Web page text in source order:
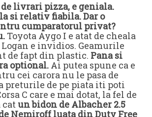
de livrari pizza, e geniala.
si relativ fiabila.Dar o
cumparatorul privat?
Toyota Aygo I e atat de cheala
e invidios. Geamurile
de fapt din plastic. Pana si
optional. Ai putea spune ca e
cei carora nu le pasa de
preturile de pe piata iti poti
C care e mai dotat, la fel de
cat un bidon de Albacher 2.5
Nemiroff luata din Duty Free